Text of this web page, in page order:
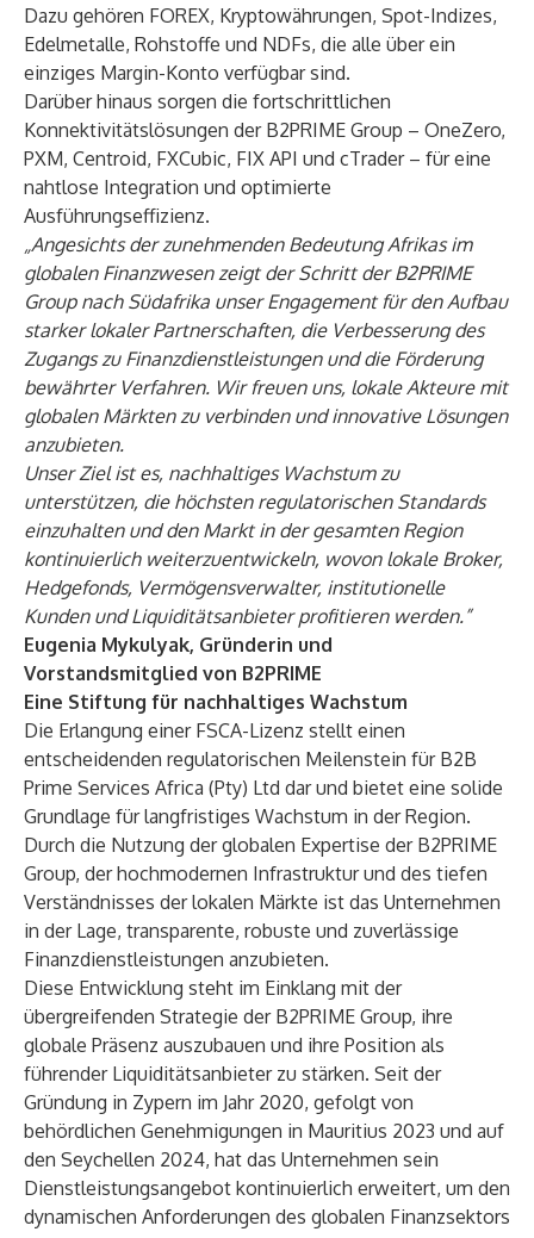
Dazu gehören FOREX, Kryptowährungen, Spot-Indizes,
Edelmetalle, Rohstoffe und NDFs, die alle über ein
einziges Margin-Konto verfügbar sind.
Darüber hinaus sorgen die fortschrittlichen
Konnektivitätslösungen der B2PRIME Group – OneZero,
PXM, Centroid, FXCubic, FIX API und cTrader – für eine
nahtlose Integration und optimierte
Ausführungseffizienz.
„Angesichts der zunehmenden Bedeutung Afrikas im
globalen Finanzwesen zeigt der Schritt der B2PRIME
Group nach Südafrika unser Engagement für den Aufbau
starker lokaler Partnerschaften, die Verbesserung des
Zugangs zu Finanzdienstleistungen und die Förderung
bewährter Verfahren. Wir freuen uns, lokale Akteure mit
globalen Märkten zu verbinden und innovative Lösungen
anzubieten.
Unser Ziel ist es, nachhaltiges Wachstum zu
unterstützen, die höchsten regulatorischen Standards
einzuhalten und den Markt in der gesamten Region
kontinuierlich weiterzuentwickeln, wovon lokale Broker,
Hedgefonds, Vermögensverwalter, institutionelle
Kunden und Liquiditätsanbieter profitieren werden.”
Eugenia Mykulyak, Gründerin und
Vorstandsmitglied von B2PRIME
Eine Stiftung für nachhaltiges Wachstum
Die Erlangung einer FSCA-Lizenz stellt einen
entscheidenden regulatorischen Meilenstein für B2B
Prime Services Africa (Pty) Ltd dar und bietet eine solide
Grundlage für langfristiges Wachstum in der Region.
Durch die Nutzung der globalen Expertise der B2PRIME
Group, der hochmodernen Infrastruktur und des tiefen
Verständnisses der lokalen Märkte ist das Unternehmen
in der Lage, transparente, robuste und zuverlässige
Finanzdienstleistungen anzubieten.
Diese Entwicklung steht im Einklang mit der
übergreifenden Strategie der B2PRIME Group, ihre
globale Präsenz auszubauen und ihre Position als
führender Liquiditätsanbieter zu stärken. Seit der
Gründung in Zypern im Jahr 2020, gefolgt von
behördlichen Genehmigungen in Mauritius 2023 und auf
den Seychellen 2024, hat das Unternehmen sein
Dienstleistungsangebot kontinuierlich erweitert, um den
dynamischen Anforderungen des globalen Finanzsektors